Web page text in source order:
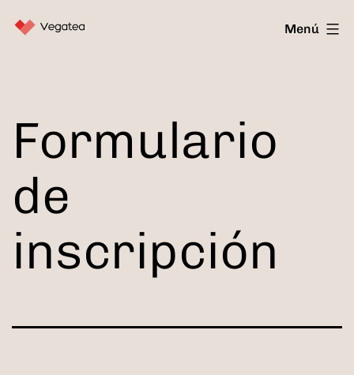
Vegatea Menú
Formulario
de
inscripción